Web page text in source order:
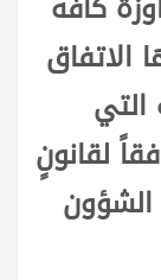
الاتفاق
التي
لقانونٍ
الشؤون